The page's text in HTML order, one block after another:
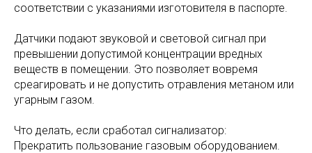
соответствии с указаниями изготовителя в паспорте.
Датчики подают звуковой и световой сигнал при
превышении допустимой концентрации вредных
веществ в помещении. Это позволяет вовремя
среагировать и не допустить отравления метаном или
угарным газом.
Что делать, если сработал сигнализатор:
Прекратить пользование газовым оборудованием.